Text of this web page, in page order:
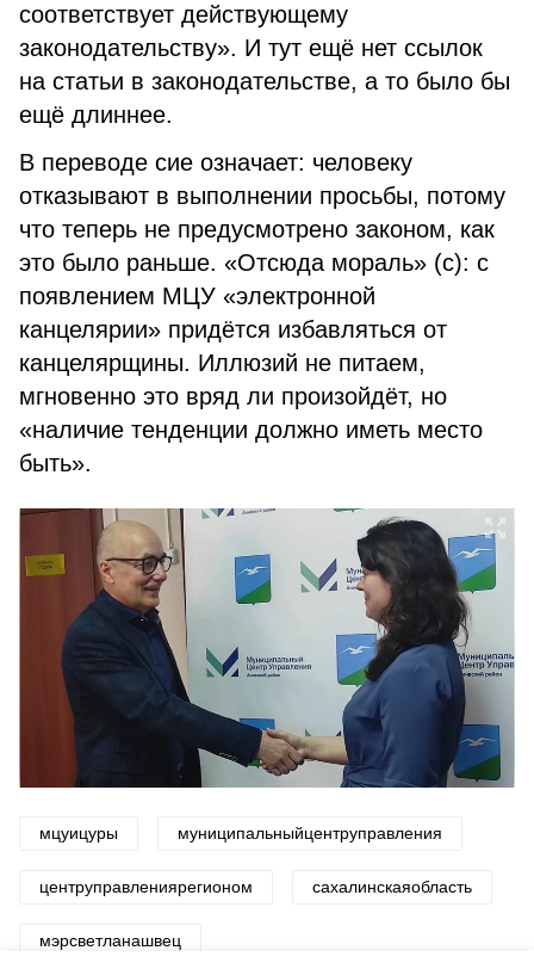
соответствует действующему
законодательству». И тут ещё нет ссылок
на статьи в законодательстве, а то было бы
ещё длиннее.
В переводе сие означает: человеку
отказывают в выполнении просьбы, потому
что теперь не предусмотрено законом, как
это было раньше. «Отсюда мораль» (с): с
появлением МЦУ «электронной
канцелярии» придётся избавляться от
канцелярщины. Иллюзий не питаем,
мгновенно это вряд ли произойдёт, но
«наличие тенденции должно иметь место
быть».
мцуицуры муниципальныйцентруправления
центруправлениярегионом сахалинскаяобласть
мэрсветланашвец